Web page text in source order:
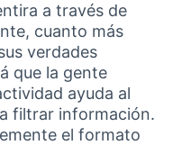
a través de
cuanto más
verdades
que la gente
ayuda al
filtrar información.
el formato